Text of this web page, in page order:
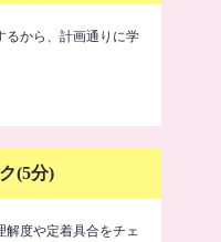
るから、計画通りに学
(5分)
解度や定着具合をチェ